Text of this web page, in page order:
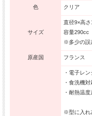
色 クリア
サイズ
直径9×高
容量290cc
※多少の誤
原産国 フランス
・電子レ
・食洗機対
・耐熱温
※型に入れ